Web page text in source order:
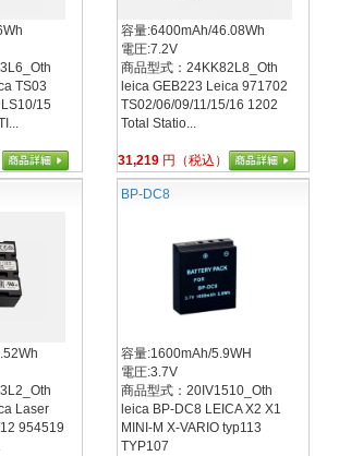
TS03
15
容量:6400mAh/46.08Wh
電圧:7.2V
商品型式：24KK82L8_Oth
leica GEB223 Leica 971702
TS02/06/09/11/15/16 1202
Total Statio...
31,219 円（税込）
Laser
954519
BP-DC8
容量:1600mAh/5.9WH
電圧:3.7V
商品型式：20IV1510_Oth
leica BP-DC8 LEICA X2 X1
MINI-M X-VARIO typ113
TYP107